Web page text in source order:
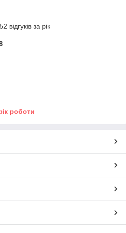
відгуків за рік
роботи